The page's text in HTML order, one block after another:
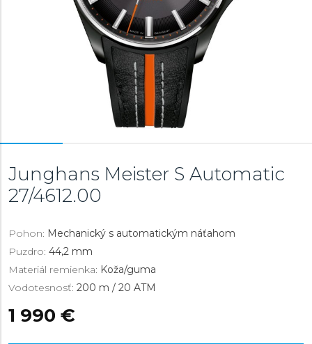
Junghans Meister S Automatic
27/4612.00
Pohon: Mechanický s automatickým náťahom
Puzdro: 44,2 mm
Materiál remienka: Koža/guma
Vodotesnosť: 200 m / 20 ATM
1 990 €